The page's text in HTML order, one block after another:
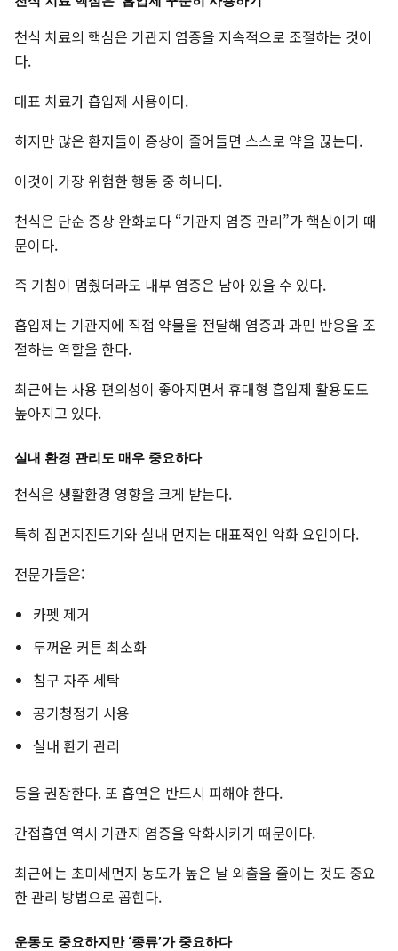
천식 치료의 핵심은 기관지 염증을 지속적으로 조절하는 것이
다.
대표 치료가 흡입제 사용이다.
하지만 많은 환자들이 증상이 줄어들면 스스로 약을 끊는다.
이것이 가장 위험한 행동 중 하나다.
천식은 단순 증상 완화보다 “기관지 염증 관리”가 핵심이기 때
문이다.
즉 기침이 멈췄더라도 내부 염증은 남아 있을 수 있다.
흡입제는 기관지에 직접 약물을 전달해 염증과 과민 반응을 조
절하는 역할을 한다.
최근에는 사용 편의성이 좋아지면서 휴대형 흡입제 활용도도
높아지고 있다.
실내 환경 관리도 매우 중요하다
천식은 생활환경 영향을 크게 받는다.
특히 집먼지진드기와 실내 먼지는 대표적인 악화 요인이다.
전문가들은:
카펫 제거
두꺼운 커튼 최소화
침구 자주 세탁
공기청정기 사용
실내 환기 관리
등을 권장한다. 또 흡연은 반드시 피해야 한다.
간접흡연 역시 기관지 염증을 악화시키기 때문이다.
최근에는 초미세먼지 농도가 높은 날 외출을 줄이는 것도 중요
한 관리 방법으로 꼽힌다.
운동도 중요하지만 ‘종류’가 중요하다